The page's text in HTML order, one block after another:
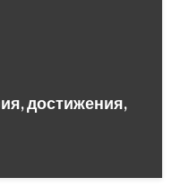
достижения,